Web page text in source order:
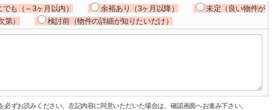
でも（～3ヶ月以内） 余裕あり（3ヶ月以降）
未定（良い物件が
第）
検討前（物件の詳細が知りたいだけ）
必ずお読みください。左記内容に同意いただいた場合は、確認画面へお進み下さい。